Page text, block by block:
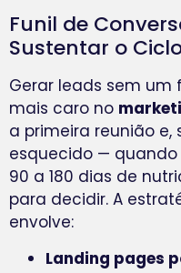
Funil de
Sustentar o
Gerar leads sem um
mais caro no
a primeira reunião e,
esquecido —
90 a 180 dias de
para decidir. A
envolve:
Landing pages